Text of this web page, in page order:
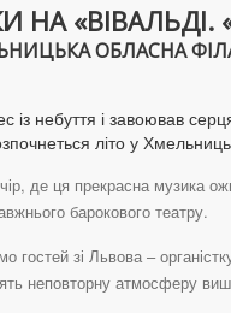
НА «ВІВАЛЬДІ.
ОБЛАСНА
небуття і завоював
літо у
де ця прекрасна музика
барокового театру.
гостей зі Львова –
неповторну атмосферу